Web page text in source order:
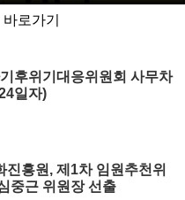
로가기
후위기대응위원회 사무차
일자)
진흥원, 제1차 임원추천위
중근 위원장 선출